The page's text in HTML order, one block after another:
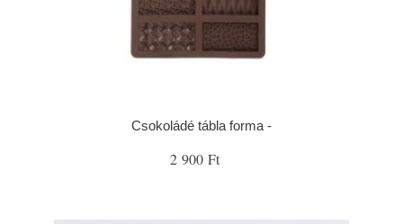
Csokoládé tábla forma -
2 900 Ft